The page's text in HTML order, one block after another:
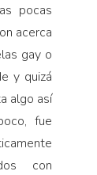
pocas
acerca
gay o
y quizá
algo así
fue
con